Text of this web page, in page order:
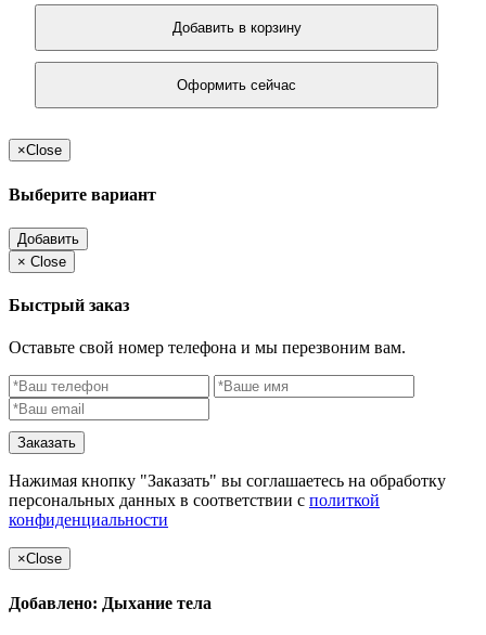
Добавить в корзину
Оформить сейчас
×Close
Выберите вариант
Добавить
× Close
Быстрый заказ
Оставьте свой номер телефона и мы перезвоним вам.
Заказать
Нажимая кнопку "Заказать" вы соглашаетесь на обработку
персональных данных в соответствии с политкой
конфиденциальности
×Close
Добавлено: Дыхание тела